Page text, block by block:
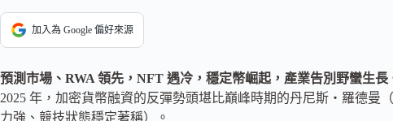
加入為 Google 偏好來源
預測市場、RWA 領先，NFT 遇冷，穩定幣崛起，產業告別野蠻生長
2025 年，加密貨幣融資的反彈勢頭堪比巔峰時期的丹尼斯・羅德曼
力強、競技狀態穩定著稱）。